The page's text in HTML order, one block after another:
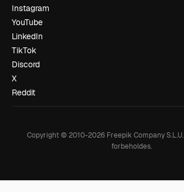
Instagram
YouTube
LinkedIn
TikTok
Discord
X
Reddit
Copyright © 2010-2026Freepik Company S.L.U.
forbeholdes.